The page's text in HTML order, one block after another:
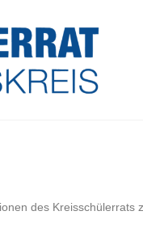
des Kreisschülerrats